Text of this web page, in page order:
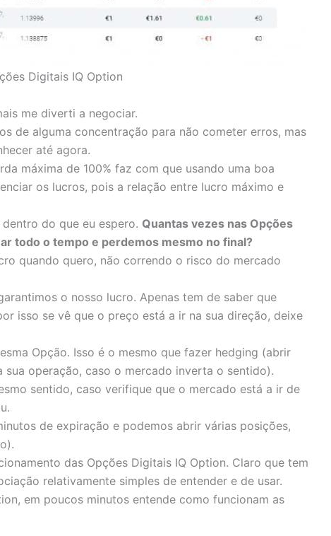
Digitais IQ Option
me diverti a negociar.
de alguma concentração para não cometer erros, mas
até agora.
máxima de 100% faz com que usando uma boa
os lucros, pois a relação entre lucro máximo e
do que eu espero. Quantas vezes nas Opções
todo o tempo e perdemos mesmo no final?
quando quero, não correndo o risco do mercado
o nosso lucro. Apenas tem de saber que
isso se vê que o preço está a ir na sua direção, deixe
Opção. Isso é o mesmo que fazer hedging (abrir
operação, caso o mercado inverta o sentido).
sentido, caso verifique que o mercado está a ir de
de expiração e podemos abrir várias posições,
das Opções Digitais IQ Option. Claro que tem
relativamente simples de entender e de usar.
em poucos minutos entende como funcionam as